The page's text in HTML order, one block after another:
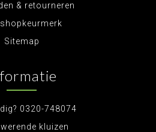
& retourneren
Sitemap
0320-748074
kluizen